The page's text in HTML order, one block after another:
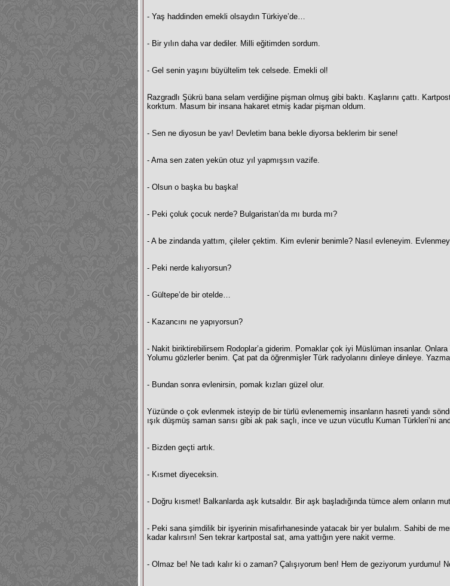
- Yaş haddinden emekli olsaydın Türkiye’de…
- Bir yılın daha var dediler. Milli eğitimden sordum.
- Gel senin yaşını büyültelim tek celsede. Emekli ol!
Razgradlı Şükrü bana selam verdiğine pişman olmuş gibi baktı. Kaşlarını çattı.
korktum. Masum bir insana hakaret etmiş kadar pişman oldum.
- Sen ne diyosun be yav! Devletim bana bekle diyorsa beklerim bir sene!
- Ama sen zaten yekün otuz yıl yapmışsın vazife.
- Olsun o başka bu başka!
- Peki çoluk çocuk nerde? Bulgaristan’da mı burda mı?
- A be zindanda yattım, çileler çektim. Kim evlenir benimle? Nasıl evleneyim.
- Peki nerde kalıyorsun?
- Gültepe’de bir otelde…
- Kazancını ne yapıyorsun?
- Nakit biriktirebilirsem Rodoplar’a giderim. Pomaklar çok iyi Müslüman insanlar.
Yolumu gözlerler benim. Çat pat da öğrenmişler Türk radyolarını dinleye dinleye.
- Bundan sonra evlenirsin, pomak kızları güzel olur.
Yüzünde o çok evlenmek isteyip de bir türlü evlenememiş insanların hasreti yandı
ışık düşmüş saman sarısı gibi ak pak saçlı, ince ve uzun vücutlu Kuman Türkleri’ni
- Bizden geçti artık.
- Kısmet diyeceksin.
- Doğru kısmet! Balkanlarda aşk kutsaldır. Bir aşk başladığında tümce alem onların
- Peki sana şimdilik bir işyerinin misafirhanesinde yatacak bir yer bulalım. Sahibi de
kadar kalırsın! Sen tekrar kartpostal sat, ama yattığın yere nakit verme.
- Olmaz be! Ne tadı kalır ki o zaman? Çalışıyorum ben! Hem de geziyorum yurdumu!